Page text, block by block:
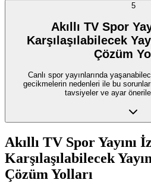
5
Akıllı TV Spor
Karşılaşılabilecek
Çözüm
Canlı spor yayınlarında
gecikmelerin nedenleri ile bu
tavsiyeler ve ayar
Akıllı TV Spor Yayını
Karşılaşılabilecek
Çözüm Yolları